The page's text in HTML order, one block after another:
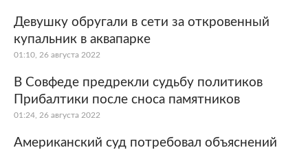
Девушку обругали в сети за откровенный
купальник в аквапарке
01:10, 26 августа 2022
В Совфеде предрекли судьбу политиков
Прибалтики после сноса памятников
01:24, 26 августа 2022
Американский суд потребовал объяснений